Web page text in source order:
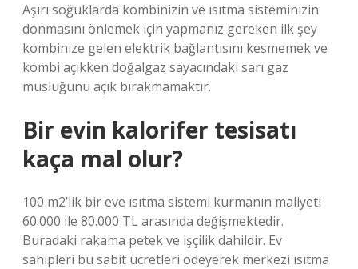
Aşırı soğuklarda kombinizin ve ısıtma sisteminizin
donmasını önlemek için yapmanız gereken ilk şey
kombinize gelen elektrik bağlantısını kesmemek ve
kombi açıkken doğalgaz sayacındaki sarı gaz
musluğunu açık bırakmamaktır.
Bir evin kalorifer tesisatı
kaça mal olur?
100 m2’lik bir eve ısıtma sistemi kurmanın maliyeti
60.000 ile 80.000 TL arasında değişmektedir.
Buradaki rakama petek ve işçilik dahildir. Ev
sahipleri bu sabit ücretleri ödeyerek merkezi ısıtma